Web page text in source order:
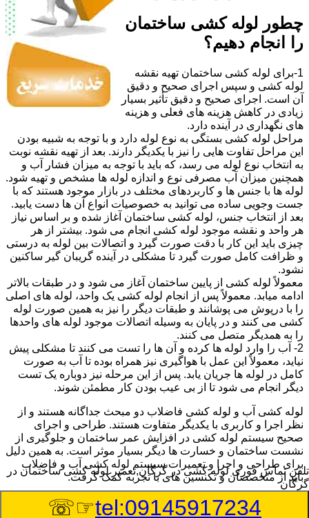
چطور لوله کشی ساختمان
را انجام دهیم؟
1-برای لوله کشی ساختمان تهیه نقشه
لوله کشی و سپس اجرای صحیح و دقیق
آن است. اجرای صحیح و دقیق تأثیر بسیار
زیادی در کاهش هزینه های فعلی و هزینه
های نگهداری در آینده دارد.
مراحل لوله کشی بستگی به نوع لوله دارد و با توجه به شبیه بودن
این مراحل تفاوت هایی را نیز با یکدیگر دارند. بعد از تهیه نقشه نوبت
به انتخاب نوع لوله می رسد، که باید با توجه به میزان فشار آب و
همچنین میزان آب مصرفی نوع و اندازه لوله ها مشخص و تهیه شود.
لوله ها با جنس ها و کاربردهای مختلف در بازار موجود هستند که با
جست وجویی ساده می توانید به خصوصیات انواع آن ها دست یابید.
بعد از انتخاب جنس، لوله کشی ساختمان آغاز شده و بر اساس نیاز
هر واحد و نقشه موجود لوله کشی انجام می شود. بیشتر از هر
چیزی باید این کار با دقت صورت گیرد و اتصالات بین لوله به درستی
و ظرافت کامل صورت گیرد تا مشکلی در آینده گریبان گیر ساکنین
نشود.
معمولاً لوله کشی از پایین ساختمان آغاز می شود و در طبقات بالاتر
ادامه میابد. معمولاً پس از انجام لوله کشی یک واحد، لوله های اصلی
را با درپوش می پوشانند و طبقات دیگر را نیز به همین صورت لوله
کشی می کنند و در پایان به وسیله اتصالات موجود لوله های واحدها
را به همدیگر متصل می کنند.
2- آب را وارد لوله ها کرده و آن ها را تست می کنند تا مشکلی پیش
نیاید، معمولاً این عمل با هواگیری نیز همراه بوده تا آب به صورت
کامل در لوله ها جریان یابد. پس از این مرحله نیز دوباره یک تست
دیگر انجام می شود تا از بی عیب بودن کار مطمئن شوند.
لوله کشی آب و لوله کشی فاضلاب دو مبحث جداگانه هستند و از
نظر اجرا و کاربری با یکدیگر متفاوت هستند. طراحی و اجرای
صحیح سیستم لوله کشی در افزایش عمر ساختمان و جلوگیری از
نشست ساختمان و خسارت ها دیگر بسیار موثر است. به همین دلیل
برای طراحی و اجرا و تعمیرات سیستم لوله کشی آب و فاضلاب
باید از متخصصان و تکنسین های با تجربه کمک گرفت.
:Published Date
تلفن تماس فوریلوله کشی در گرگان,تعمیر لوله کشی ساختمان در
گرگان
tel:09145917234
☞☏